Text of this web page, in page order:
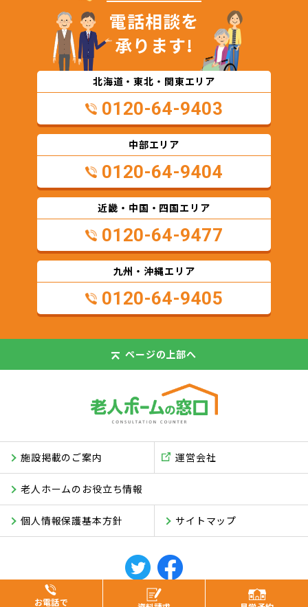
お電話で
電話相談を
承ります!
北海道・東北・関東エリア
0120-64-9403
中部エリア
0120-64-9404
近畿・中国・四国エリア
0120-64-9477
九州・沖縄エリア
0120-64-9405
ページの上部へ
施設掲載のご案内
老人ホームのお役立ち情報
サイトマップ
運営会社
個人情報保護基本方針
© ASUKI Inc.